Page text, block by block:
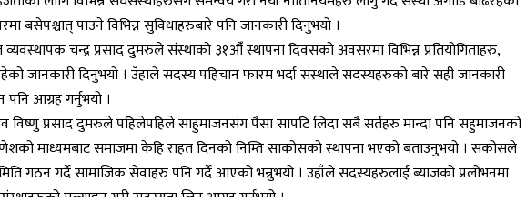
बसेपश्चात् पाउने विभिन्न सुविधाहरुबारे पनि जानकारी दिनुभयो ।
व्यवस्थापक चन्द्र प्रसाद दुमरुले संस्थाको ३१औँ स्थापना दिवसको अवसरमा विभिन्न प्रतियोगिताहरु,
जानकारी दिनुभयो । उँहाले सदस्य पहिचान फारम भर्दा संस्थाले सदस्यहरुको बारे सही जानकारी
आग्रह गर्नुभयो ।
विष्णु प्रसाद दुमरुले पहिलेपहिले साहुमाजनसंग पैसा सापटि लिदा सबै सर्तहरु मान्दा पनि सहुमाजनको
माध्यमबाट समाजमा केहि राहत दिनको निम्ति साकोसको स्थापना भएको बताउनुभयो । सकोसले
गठन गर्दै सामाजिक सेवाहरु पनि गर्दै आएको भन्नुभयो । उहाँले सदस्यहरुलाई ब्याजको प्रलोभनमा
मुल्याङ्कन गरी सदस्यता लिन आग्रह गर्नुभयो ।